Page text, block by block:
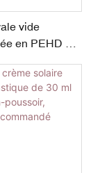
vide
en PEHD de
et soins de